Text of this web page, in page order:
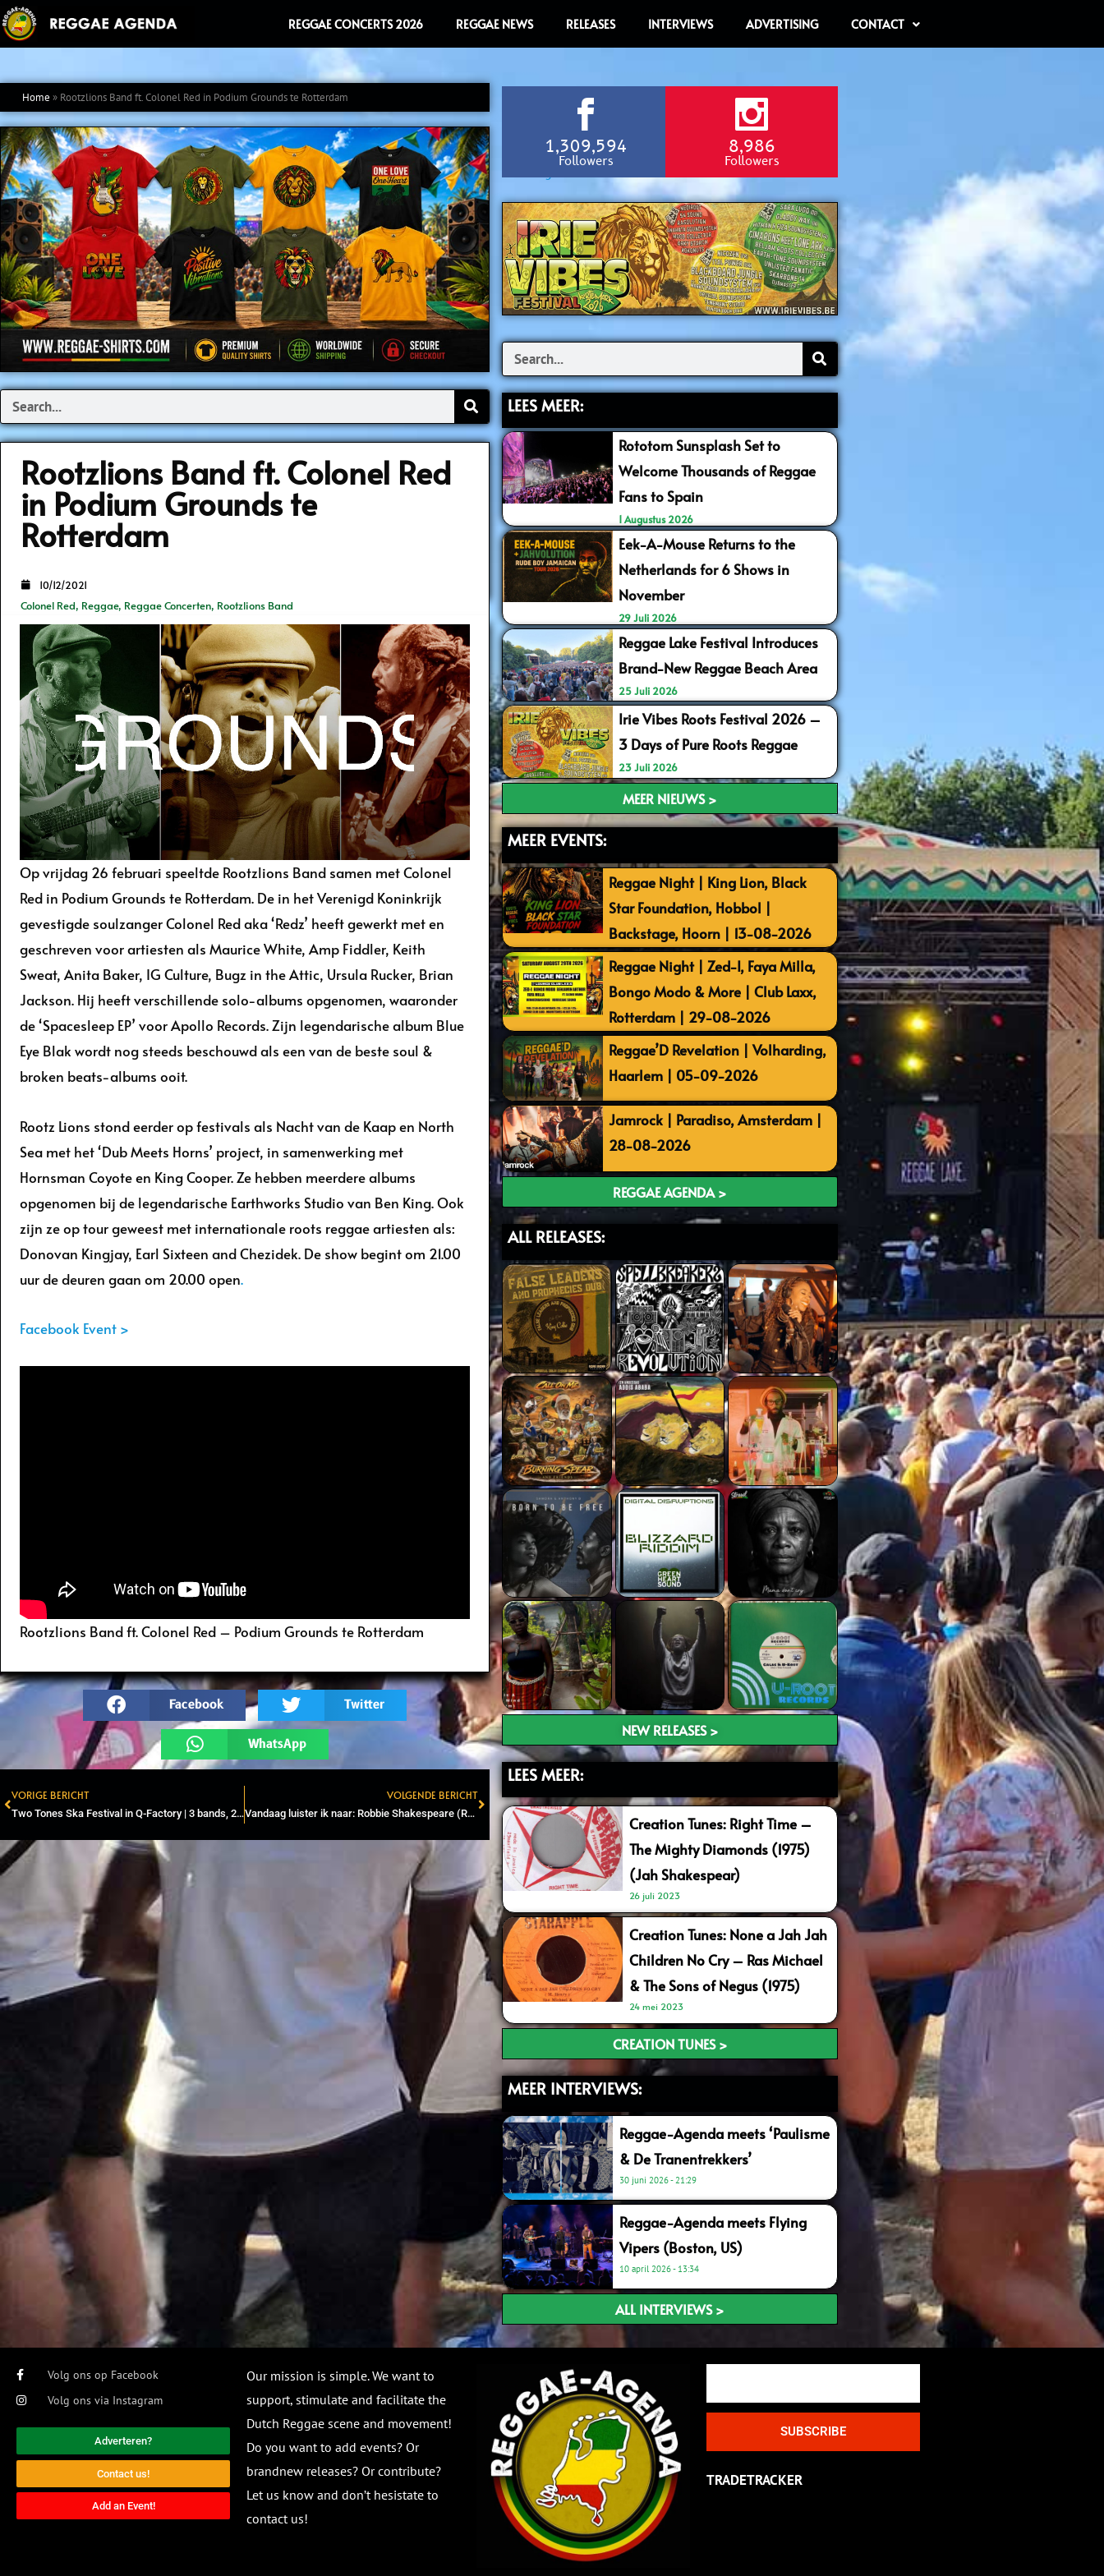
Ga
naar
inhoud
REGGAE CONCERTS 2026 REGGAE NEWS RELEASES INTERVIEWS ADVERTISING CONTACT
Home » Rootzlions Band ft. Colonel Red in Podium Grounds te Rotterdam
Search
Rootzlions Band ft. Colonel Red
in Podium Grounds te
Rotterdam
Colonel Red, Reggae, Reggae Concerten, Rootzlions Band
10/12/2021
Op vrijdag 26 februari speeltde Rootzlions Band samen met Colonel
Red in Podium Grounds te Rotterdam. De in het Verenigd Koninkrijk
gevestigde soulzanger Colonel Red aka ‘Redz’ heeft gewerkt met en
geschreven voor artiesten als Maurice White, Amp Fiddler, Keith
Sweat, Anita Baker, IG Culture, Bugz in the Attic, Ursula Rucker, Brian
Jackson. Hij heeft verschillende solo-albums opgenomen, waaronder
de ‘Spacesleep EP’ voor Apollo Records. Zijn legendarische album Blue
Eye Blak wordt nog steeds beschouwd als een van de beste soul &
broken beats-albums ooit.
Rootz Lions stond eerder op festivals als Nacht van de Kaap en North
Sea met het ‘Dub Meets Horns’ project, in samenwerking met
Hornsman Coyote en King Cooper. Ze hebben meerdere albums
opgenomen bij de legendarische Earthworks Studio van Ben King. Ook
zijn ze op tour geweest met internationale roots reggae artiesten als:
Donovan Kingjay, Earl Sixteen and Chezidek. De show begint om 21.00
uur de deuren gaan om 20.00 open.
Facebook Event >
Rootzlions Band ft. Colonel Red – Podium Grounds te Rotterdam
Facebook Twitter
WhatsApp
Prev
VORIGE BERICHT
Two Tones Ska Festival in Q-Factory | 3 bands, 2 tones, 1 fantastic night
VOLGENDE BERICHT
Vandaag luister ik naar: Robbie Shakespeare (Raymond Ubbink) Next
1,309,594
Followers
8,986
Followers
Search
LEES MEER:
Rototom Sunsplash Set to
Welcome Thousands of Reggae
Fans to Spain
1 Augustus 2026
Eek-A-Mouse Returns to the
Netherlands for 6 Shows in
November
29 Juli 2026
Reggae Lake Festival Introduces
Brand-New Reggae Beach Area
25 Juli 2026
Irie Vibes Roots Festival 2026 –
3 Days of Pure Roots Reggae
23 Juli 2026
MEER NIEUWS >
MEER EVENTS:
Reggae Night | King Lion, Black
Star Foundation, Hobbol |
Backstage, Hoorn | 13-08-2026
Reggae Night | Zed-I, Faya Milla,
Bongo Modo & More | Club Laxx,
Rotterdam | 29-08-2026
Reggae’D Revelation | Volharding,
Haarlem | 05-09-2026
Jamrock | Paradiso, Amsterdam |
28-08-2026
REGGAE AGENDA >
ALL RELEASES:
NEW RELEASES >
LEES MEER:
Creation Tunes: Right Time –
The Mighty Diamonds (1975)
(Jah Shakespear)
26 juli 2023
Creation Tunes: None a Jah Jah
Children No Cry – Ras Michael
& The Sons of Negus (1975)
24 mei 2023
CREATION TUNES >
MEER INTERVIEWS:
Reggae-Agenda meets ‘Paulisme
& De Tranentrekkers’
30 juni 2026 21:29
Reggae-Agenda meets Flying
Vipers (Boston, US)
10 april 2026 13:34
ALL INTERVIEWS >
Volg ons op Facebook
Volg ons via Instagram
Adverteren?
Contact us!
Add an Event!
Our mission is simple. We want to
support, stimulate and facilitate the
Dutch Reggae scene and movement!
Do you want to add events? Or
brandnew releases? Or contribute?
Let us know and don’t hesistate to
contact us!
SUBSCRIBE
TRADETRACKER